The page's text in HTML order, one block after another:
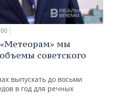
мы
советского
выпускать до восьми
в год для речных